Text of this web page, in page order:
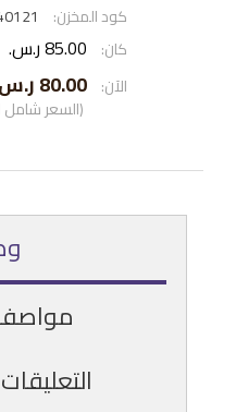
كود المخزن:
كان: 85.00 ر.س.‏
الآن: 80.00 ر.س.‏
(السعر شامل